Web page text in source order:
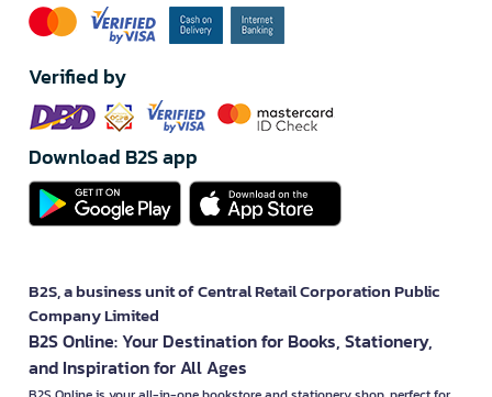
Verified by
Download B2S app
B2S, a business unit of Central Retail Corporation Public
Company Limited
B2S Online: Your Destination for Books, Stationery,
and Inspiration for All Ages